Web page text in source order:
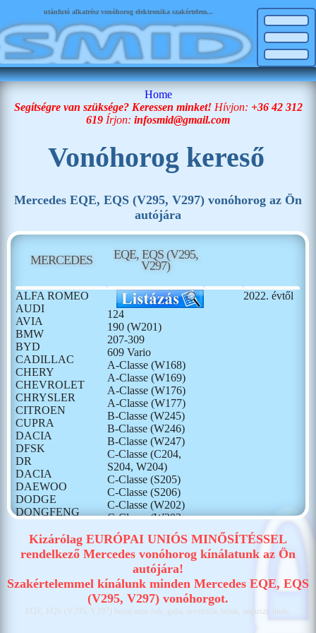
utánfutó alkatrész vonóhorog elektronika szakértelem...
Home
Segítségre van szüksége? Keressen minket! Hívjon: +36 42 312
619 Írjon: infosmid@gmail.com
Vonóhorog kereső
Mercedes EQE, EQS (V295, V297) vonóhorog az Ön
autójára
MERCEDES
EQE, EQS (V295,
V297)
ALFA ROMEO
AUDI
AVIA
BMW
BYD
CADILLAC
CHERY
CHEVROLET
CHRYSLER
CITROEN
CUPRA
DACIA
DFSK
DR
DACIA
DAEWOO
DODGE
DONGFENG
FORD
GONOW
HUMMER
ISUZU
124
190 (W201)
207-309
609 Vario
A-Classe (W168)
A-Classe (W169)
A-Classe (W176)
A-Classe (W177)
B-Classe (W245)
B-Classe (W246)
B-Classe (W247)
C-Classe (C204,
S204, W204)
C-Classe (S205)
C-Classe (S206)
C-Classe (W202)
C-Classe (W203,
S203)
C-Classe (W205)
C-Classe (W206)
CLA (C117, X117)
CLA (C118, X118)
Citan (W415)
Citan (W420)
2022. évtől
Kizárólag EURÓPAI UNIÓS MINŐSÍTÉSSEL
rendelkező Mercedes vonóhorog kínálatunk az Ön
autójára!
Szakértelemmel kínálunk minden Mercedes EQE, EQS
(V295, V297) vonóhorgot.
EQE, EQS (V295, V297) bosal auto-hak, galia, westfalia, brink, auguszt, thule,